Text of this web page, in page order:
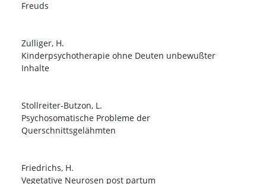
Freuds
Zulliger, H.
Kinderpsychotherapie ohne Deuten unbewußter
Inhalte
Stollreiter-Butzon, L.
Psychosomatische Probleme der
Querschnittsgelähmten
Friedrichs, H.
Vegetative Neurosen post partum